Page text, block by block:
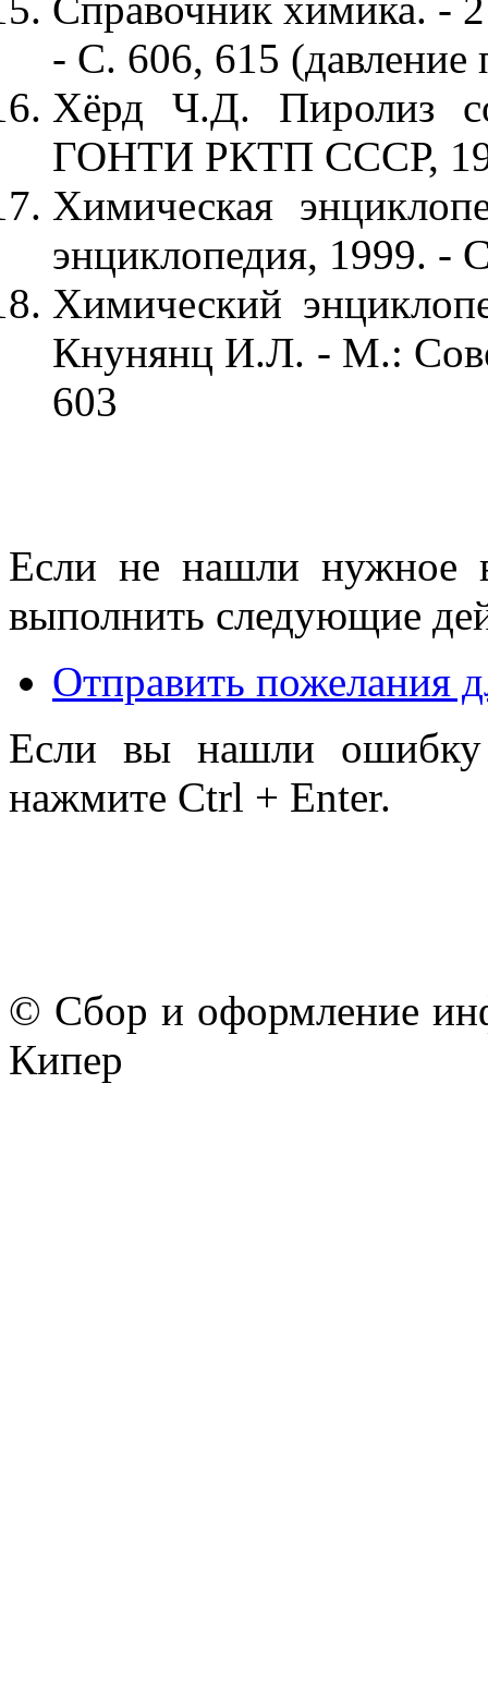
- С. 606, 615 (давление
Хёрд Ч.Д. Пиролиз
ГОНТИ РКТП СССР,
Химическая
энциклопедия, 1999. -
Химический
Кнунянц И.Л. - М.:
603
Если не нашли нужное
выполнить следующие
Отправить пожелания
Если вы нашли ошибку
нажмите Ctrl + Enter.
© Сбор и оформление
Кипер